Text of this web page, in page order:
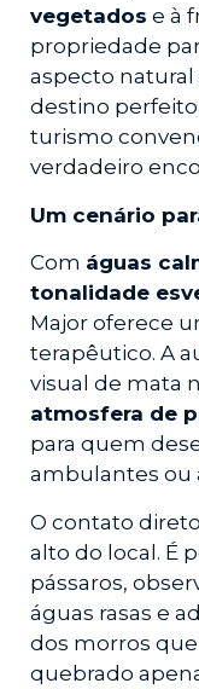
vegetados e à
propriedade
aspecto
destino
turismo
verdadeiro
Um cenário
Com águas
tonalidade
Major oferece
terapêutico. A
visual de mata
atmosfera de
para quem
ambulantes ou
O contato
alto do local. É
pássaros,
águas rasas e
dos morros que
quebrado